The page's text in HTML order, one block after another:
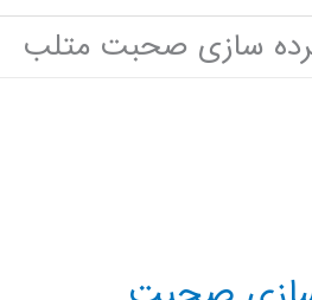
اصلی
سازی صحبت متلب